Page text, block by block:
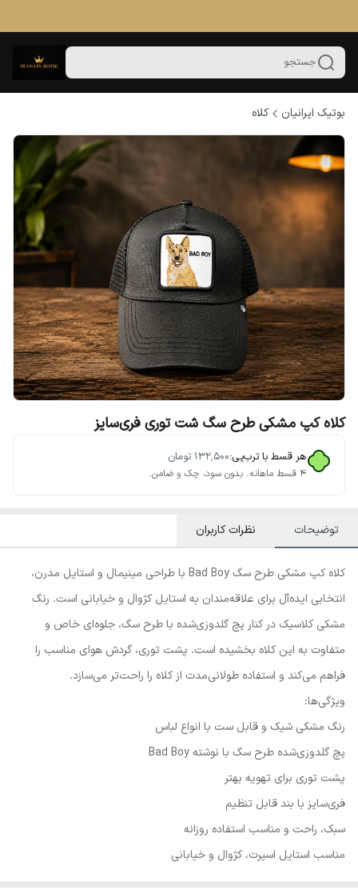
جستجو
بوتیک ایرانیان کلاه
کلاه کپ مشکی طرح سگ شت توری فری‌سایز
هر قسط با ترب‌پی:۱۳۲٬۵۰۰ تومان
۴ قسط ماهانه. بدون سود، چک و ضامن.
توضیحات نظرات کاربران
کلاه کپ مشکی طرح سگ Bad Boy با طراحی مینیمال و استایل مدرن،
انتخابی ایده‌آل برای علاقه‌مندان به استایل کژوال و خیابانی است. رنگ
مشکی کلاسیک در کنار پچ گلدوزی‌شده با طرح سگ، جلوه‌ای خاص و
متفاوت به این کلاه بخشیده است. پشت توری، گردش هوای مناسب را
فراهم می‌کند و استفاده طولانی‌مدت از کلاه را راحت‌تر می‌سازد.
ویژگی‌ها:
رنگ مشکی شیک و قابل ست با انواع لباس
پچ گلدوزی‌شده طرح سگ با نوشته Bad Boy
پشت توری برای تهویه بهتر
فری‌سایز با بند قابل تنظیم
سبک، راحت و مناسب استفاده روزانه
مناسب استایل اسپرت، کژوال و خیابانی